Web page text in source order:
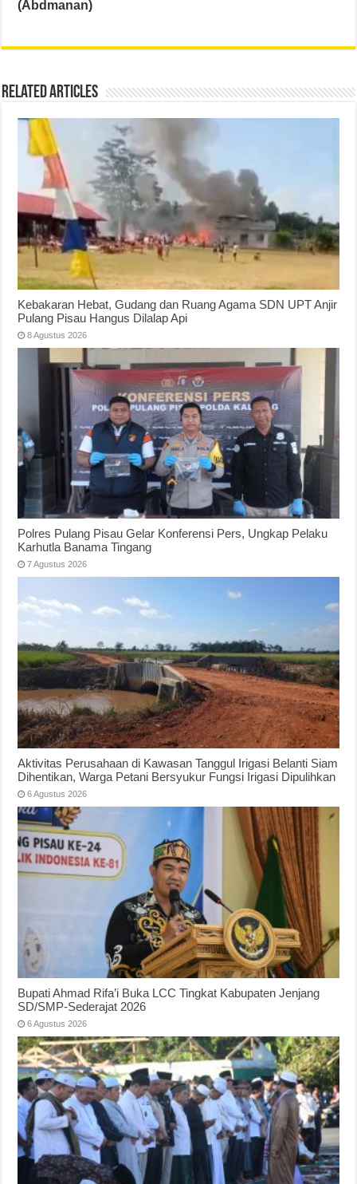
(Abdmanan)
Related Articles
Kebakaran Hebat, Gudang dan Ruang Agama SDN UPT Anjir
Pulang Pisau Hangus Dilalap Api
8 Agustus 2026
Polres Pulang Pisau Gelar Konferensi Pers, Ungkap Pelaku
Karhutla Banama Tingang
7 Agustus 2026
Aktivitas Perusahaan di Kawasan Tanggul Irigasi Belanti Siam
Dihentikan, Warga Petani Bersyukur Fungsi Irigasi Dipulihkan
6 Agustus 2026
Bupati Ahmad Rifa’i Buka LCC Tingkat Kabupaten Jenjang
SD/SMP-Sederajat 2026
6 Agustus 2026